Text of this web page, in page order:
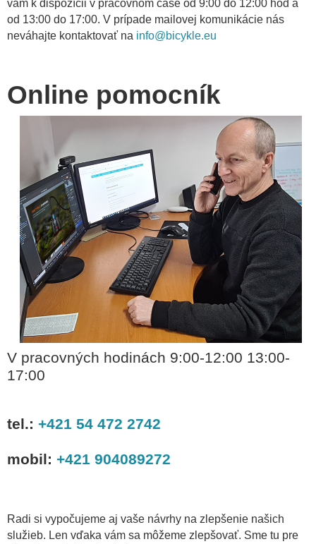
vám k dispozícii v pracovnom čase od 9:00 do 12:00 hod a
od 13:00 do 17:00. V prípade mailovej komunikácie nás
neváhajte kontaktovať na info@bicykle.eu
Online pomocník
V pracovných hodinách 9:00-12:00 13:00-
17:00
tel.: +421 54 472 2742
mobil: +421 904089272
Radi si vypočujeme aj vaše návrhy na zlepšenie našich
služieb. Len vďaka vám sa môžeme zlepšovať. Sme tu pre